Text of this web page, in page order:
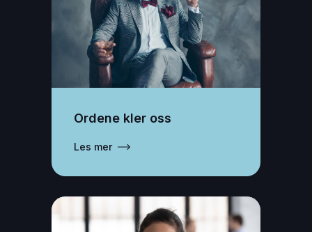
Ordene kler oss
Les mer